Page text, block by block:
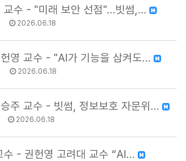
교수 - "미래 보안 선점"…빗썸,…
2026.06.18
영 교수 - "AI가 기능을 삼켜도…
2026.06.18
주 교수 - 빗썸, 정보보호 자문위…
2026.06.18
수 - 권헌영 고려대 교수 “AI…